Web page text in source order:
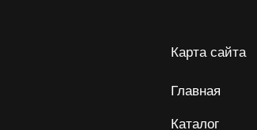
Карта сайта
Главная
Каталог